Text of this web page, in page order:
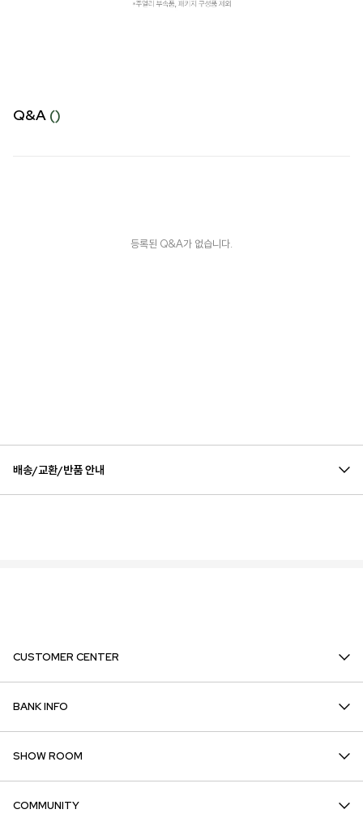
Q&A ()
등록된 Q&A가 없습니다.
배송/교환/반품 안내
CUSTOMER CENTER
BANK INFO
SHOW ROOM
COMMUNITY